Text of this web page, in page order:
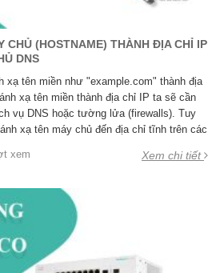
CHỦ (HOSTNAME) THÀNH ĐỊA CHỈ IP
DNS
xạ tên miền như "example.com" thành địa
xạ tên miền thành địa chỉ IP ta sẽ cần
vụ DNS hoặc tường lửa (firewalls). Tuy
xạ tên máy chủ đến địa chỉ tĩnh trên các
xem Xem chi tiết